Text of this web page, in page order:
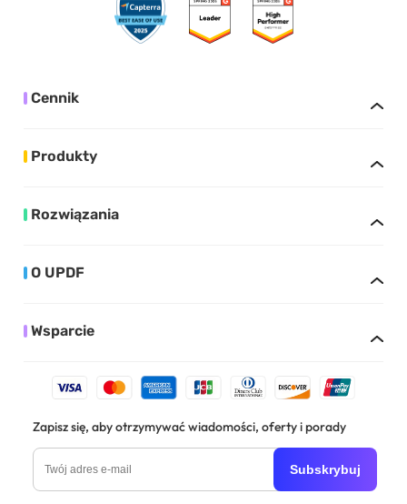
Cennik
Produkty
Rozwiązania
O UPDF
Wsparcie
Zapisz się, aby otrzymywać wiadomości, oferty i porady
Subskrybuj